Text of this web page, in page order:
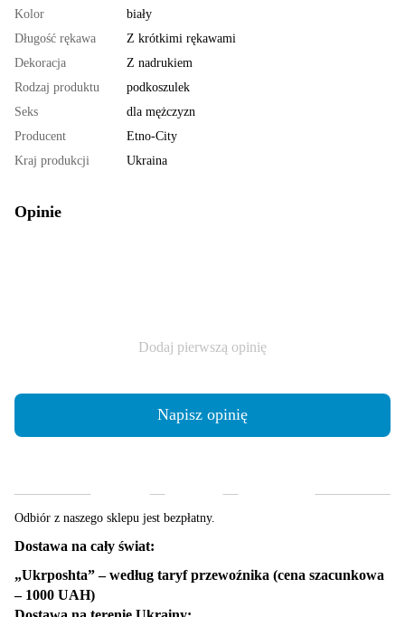
Kolor
biały
Długość rękawa
Z krótkimi rękawami
Dekoracja
Z nadrukiem
Rodzaj produktu
podkoszulek
Seks
dla mężczyzn
Producent
Etno-City
Kraj produkcji
Ukraina
Opinie
Dodaj pierwszą opinię
Napisz opinię
Odbiór z naszego sklepu jest bezpłatny.
Dostawa na cały świat:
„Ukrposhta” – według taryf przewoźnika (cena szacunkowa
– 1000 UAH)